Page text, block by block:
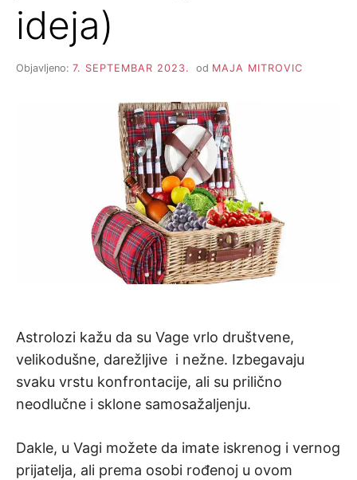
ideja)
Objavljeno: 7. SEPTEMBAR 2023. od MAJA MITROVIC
Astrolozi kažu da su Vage vrlo društvene,
velikodušne, darežljive i nežne. Izbegavaju
svaku vrstu konfrontacije, ali su prilično
neodlučne i sklone samosažaljenju.
Dakle, u Vagi možete da imate iskrenog i vernog
prijatelja, ali prema osobi rođenoj u ovom